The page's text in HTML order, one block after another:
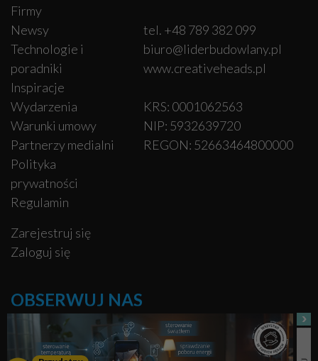
Firmy
Newsy
Technologie i
poradniki
Inspiracje
Wydarzenia
Warunki umowy
Partnerzy medialni
Polityka
prywatności
Regulamin
Zarejestruj się
Zaloguj się
tel. +48 789 382 099
biuro@liderbudowlany.pl
www.creativeheads.pl
KRS: 0001062563
NIP: 5932639720
REGON: 52663464800000
OBSERWUJ NAS
Facebook